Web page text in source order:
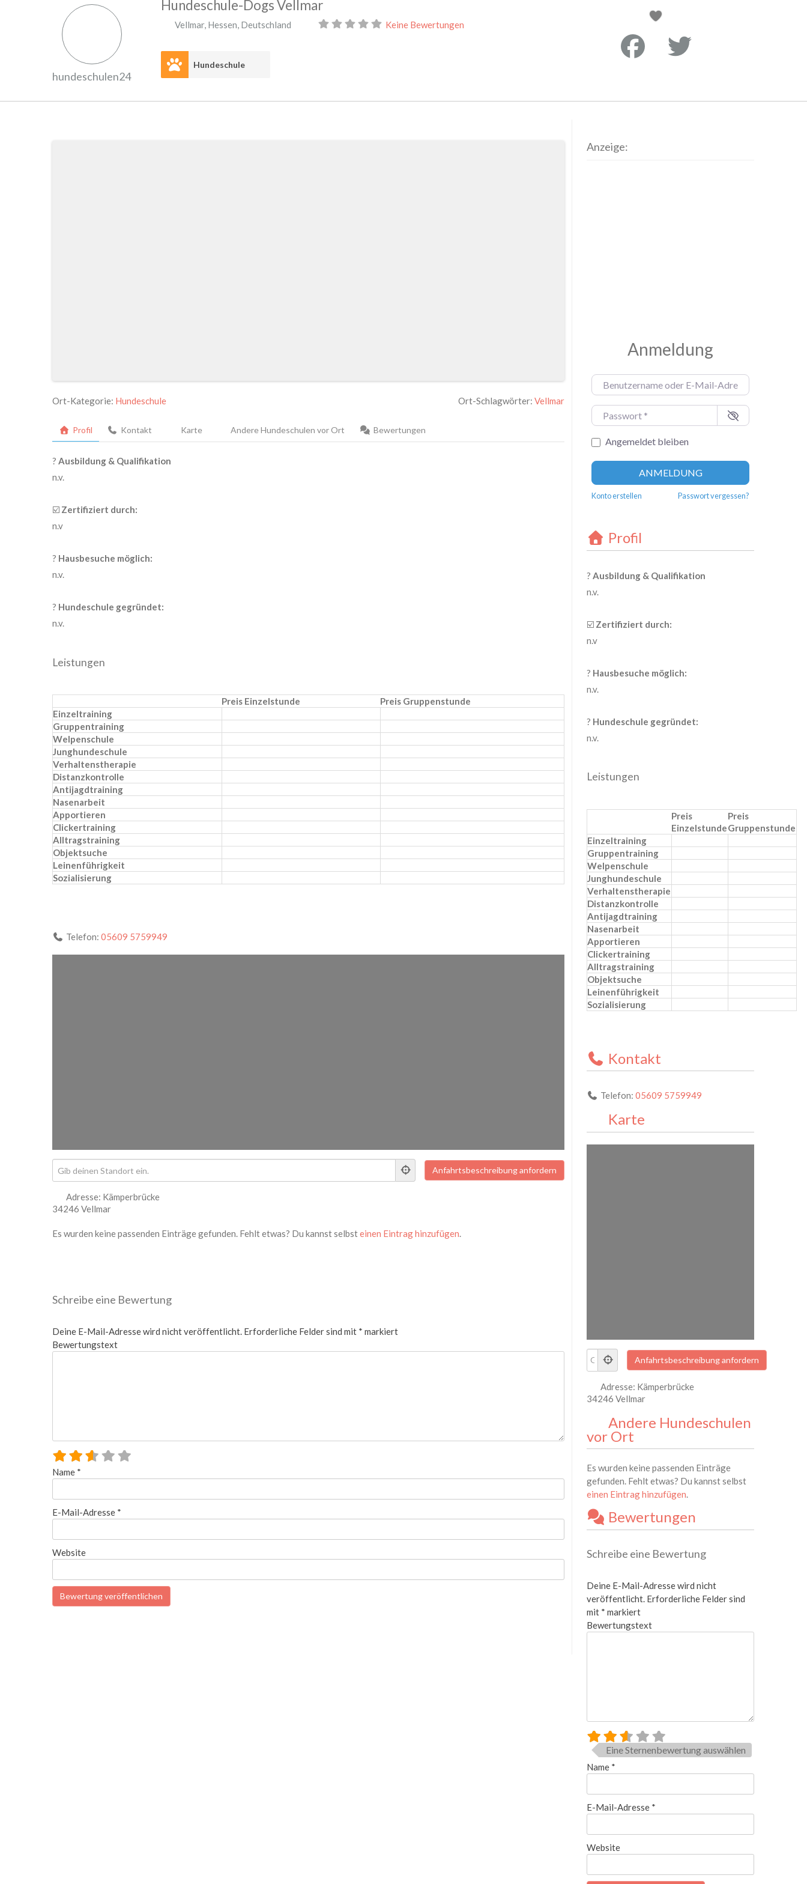
hundeschulen24
Hundeschule-Dogs Vellmar
Vellmar, Hessen, Deutschland Keine Bewertungen
Hundeschule
Ort-Kategorie: Hundeschule Ort-Schlagwörter:Vellmar
Profil Kontakt Karte Andere Hundeschulen vor Ort Bewertungen
?Ausbildung & Qualifikation
n.v.
☑️ Zertifiziert durch:
n.v
? Hausbesuche möglich:
n.v.
? Hundeschule gegründet:
n.v.
Leistungen
Preis Einzelstunde
Preis Gruppenstunde
Einzeltraining
Gruppentraining
Welpenschule
Junghundeschule
Verhaltenstherapie
Distanzkontrolle
Antijagdtraining
Nasenarbeit
Apportieren
Clickertraining
Alltragstraining
Objektsuche
Leinenführigkeit
Sozialisierung
Telefon: 05609 5759949
Adresse: Kämperbrücke
34246 Vellmar
Es wurden keine passenden Einträge gefunden. Fehlt etwas? Du kannst selbsteinen Eintrag hinzufügen.
Schreibe eine Bewertung
Deine E-Mail-Adresse wird nicht veröffentlicht. Erforderliche Felder sind mit * markiert
Bewertungstext
Name *
E-Mail-Adresse *
Website
Anzeige:
Anmeldung
Benutzername oder E-Mail-Adresse
Passwort
Angemeldet bleiben
ANMELDUNG
Konto erstellen Passwort vergessen?
Profil
?Ausbildung & Qualifikation
n.v.
☑️ Zertifiziert durch:
n.v
? Hausbesuche möglich:
n.v.
? Hundeschule gegründet:
n.v.
Leistungen
Preis
Einzelstunde
Preis
Gruppenstunde
Einzeltraining
Gruppentraining
Welpenschule
Junghundeschule
Verhaltenstherapie
Distanzkontrolle
Antijagdtraining
Nasenarbeit
Apportieren
Clickertraining
Alltragstraining
Objektsuche
Leinenführigkeit
Sozialisierung
Kontakt
Telefon:05609 5759949
Karte
Adresse: Kämperbrücke
34246 Vellmar
Andere Hundeschulen
vor Ort
Es wurden keine passenden Einträge
gefunden. Fehlt etwas? Du kannst selbst
einen Eintrag hinzufügen.
Bewertungen
Schreibe eine Bewertung
Deine E-Mail-Adresse wird nicht
veröffentlicht. Erforderliche Felder sind
mit * markiert
Bewertungstext
Eine Sternenbewertung auswählen
Name *
E-Mail-Adresse *
Website